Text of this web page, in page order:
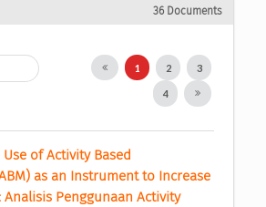
36 Documents
1 2 3
4
of Activity Based
as an Instrument to Increase
Analisis Penggunaan Activity